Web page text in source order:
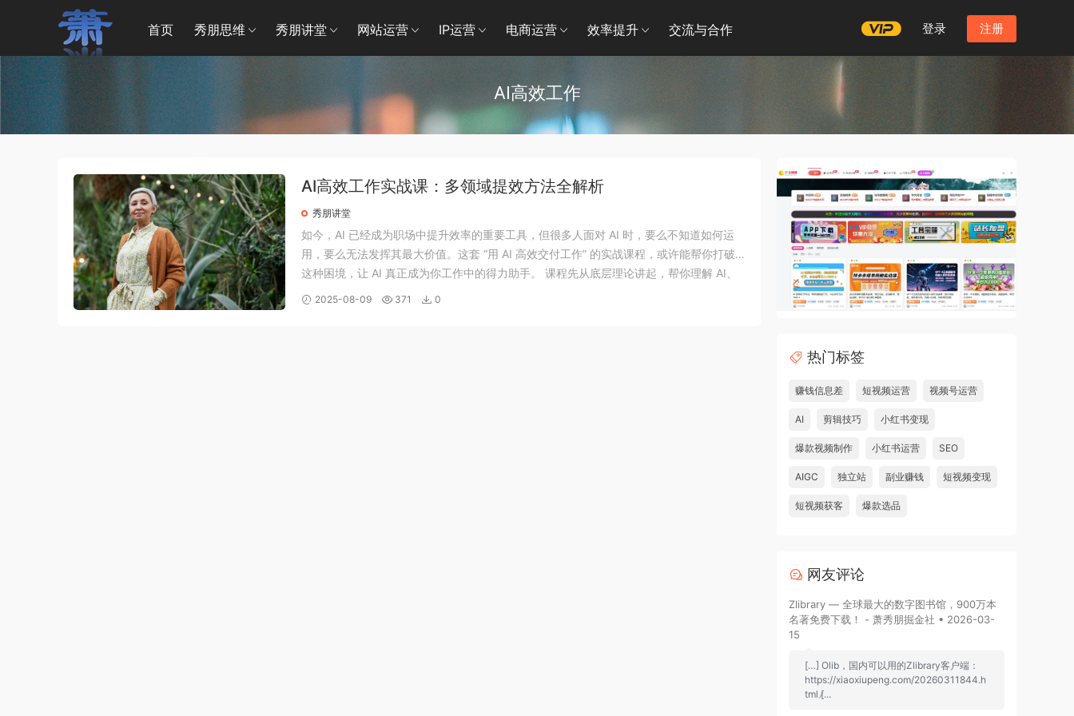
首页 秀朋思维 秀朋讲堂 网站运营 IP运营 电商运营 效率提升 交流与合作 登录 注册
AI高效工作
AI高效工作实战课：多领域提效方法全解析
秀朋讲堂
如今，AI 已经成为职场中提升效率的重要工具，但很多人面对 AI 时，要么不知道如何运
用，要么无法发挥其最大价值。这套 “用 AI 高效交付工作” 的实战课程，或许能帮你打破
这种困境，让 AI 真正成为你工作中的得力助手。 课程先从底层理论讲起，帮你理解 AI、
理解工作与提效之间的关系，用三分钟就能学会激活人工智能软件的方法，还会教你如何
2025-08-09 371 0
热门标签
赚钱信息差 短视频运营 视频号运营
AI 剪辑技巧 小红书变现
爆款视频制作 小红书运营 SEO
AIGC 独立站 副业赚钱 短视频变现
短视频获客 爆款选品
网友评论
Zlibrary — 全球最大的数字图书馆，900万本
名著免费下载！ - 萧秀朋掘金社 • 2026-03-
15
[…] Olib，国内可以用的Zlibrary客户端：
https://xiaoxiupeng.com/20260311844.h
tml [̷...